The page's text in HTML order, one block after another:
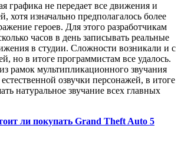
графика не передает все движения и
хотя изначально предполагалось более
героев. Для этого разработчикам
часов в день записывать реальные
в студии. Сложности возникали и с
но в итоге программистам все удалось.
рамок мультипликационного звучания
озвучки персонажей, в итоге
натуральное звучание всех главных
ли покупать Grand Theft Auto 5